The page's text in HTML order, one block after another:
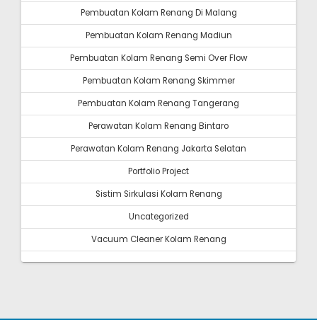
Pembuatan Kolam Renang Di Malang
Pembuatan Kolam Renang Madiun
Pembuatan Kolam Renang Semi Over Flow
Pembuatan Kolam Renang Skimmer
Pembuatan Kolam Renang Tangerang
Perawatan Kolam Renang Bintaro
Perawatan Kolam Renang Jakarta Selatan
Portfolio Project
Sistim Sirkulasi Kolam Renang
Uncategorized
Vacuum Cleaner Kolam Renang